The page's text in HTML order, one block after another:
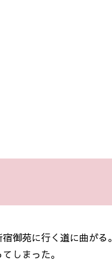
御苑に行く道に曲がる。
しまった。